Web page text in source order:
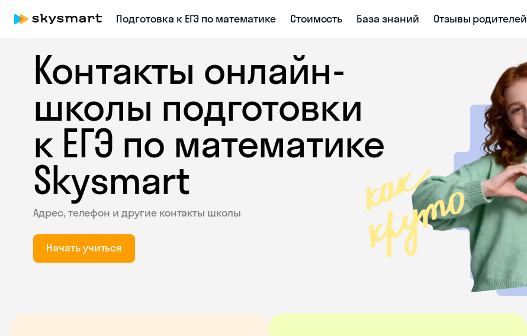
Подготовка к ЕГЭ по математике Стоимость База знаний Отзывы родителей
Контакты онлайн-
школы подготовки
к ЕГЭ по математике
Skysmart
Адрес, телефон и другие контакты школы
Начать учиться